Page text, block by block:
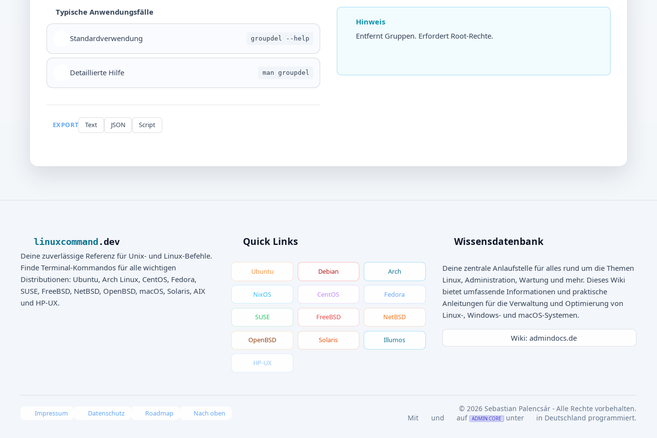
Typische Anwendungsfälle
Standardverwendung groupdel --help
Detaillierte Hilfe man groupdel
Hinweis
Entfernt Gruppen. Erfordert Root-Rechte.
EXPORT Text JSON Script
linuxcommand .dev
Deine zuverlässige Referenz für Unix- und Linux-Befehle.
Finde Terminal-Kommandos für alle wichtigen
Distributionen: Ubuntu, Arch Linux, CentOS, Fedora,
SUSE, FreeBSD, NetBSD, OpenBSD, macOS, Solaris, AIX
und HP-UX.
Quick Links
Ubuntu Debian Arch
NixOS CentOS Fedora
SUSE FreeBSD NetBSD
OpenBSD Solaris Illumos
HP-UX
Wissensdatenbank
Deine zentrale Anlaufstelle für alles rund um die Themen
Linux, Administration, Wartung und mehr. Dieses Wiki
bietet umfassende Informationen und praktische
Anleitungen für die Verwaltung und Optimierung von
Linux-, Windows- und macOS-Systemen.
Wiki: admindocs.de
Impressum Datenschutz Roadmap Nach oben
© 2026 Sebastian Palencsár - Alle Rechte vorbehalten.
Mit
und auf ADMIN:CORE unter in Deutschland programmiert.